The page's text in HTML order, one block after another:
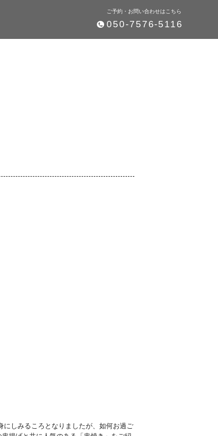
ご予約・お問い合わせはこちら
050-7576-5116
しみるころとなりましたが、如何お過ご